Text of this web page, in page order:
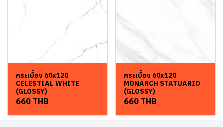
กระเบื้อง 60x120
CELESTIAL WHITE
(GLOSSY)
660 THB
กระเบื้อง 60x120
MONARCH STATUARIO
(GLOSSY)
660 THB